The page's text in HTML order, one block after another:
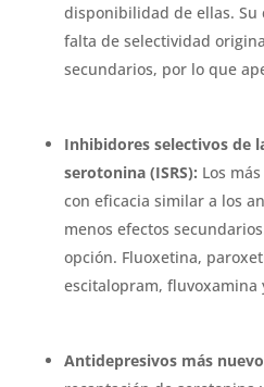
disponibilidad de ellas.
falta de selectividad
secundarios, por lo que
Inhibidores selectivos de
serotonina (ISRS): Los
con eficacia similar a los
menos efectos
opción. Fluoxetina,
escitalopram, fluvoxamina
Antidepresivos más